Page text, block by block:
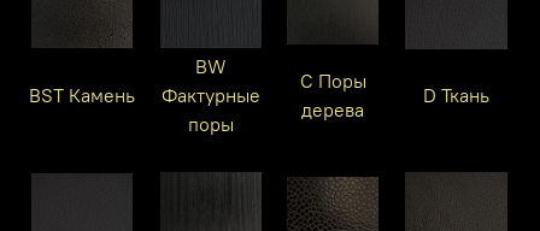
BST Камень
BW
Фактурные
поры
C Поры
дерева
D Ткань